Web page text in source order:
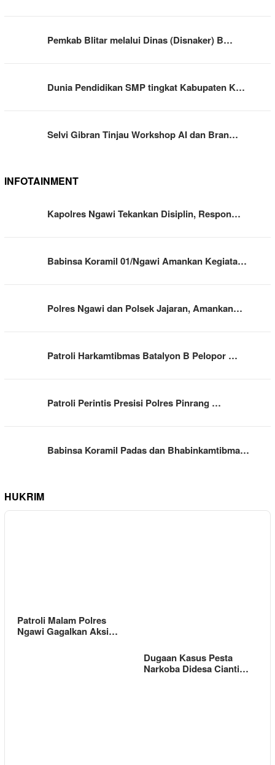
Pemkab Blitar melalui Dinas (Disnaker) B…
Dunia Pendidikan SMP tingkat Kabupaten K…
Selvi Gibran Tinjau Workshop AI dan Bran…
INFOTAINMENT
Kapolres Ngawi Tekankan Disiplin, Respon…
Babinsa Koramil 01/Ngawi Amankan Kegiata…
Polres Ngawi dan Polsek Jajaran, Amankan…
Patroli Harkamtibmas Batalyon B Pelopor …
Patroli Perintis Presisi Polres Pinrang …
Babinsa Koramil Padas dan Bhabinkamtibma…
HUKRIM
Patroli Malam Polres
Ngawi Gagalkan Aksi…
Dugaan Kasus Pesta
Narkoba Didesa Cianti…